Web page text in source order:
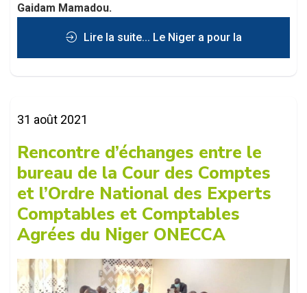
Gaidam Mamadou.
Lire la suite... Le Niger a pour la
première fois de son histoire eu 7
nouveaux experts comptables diplômés sur
les...
31 août 2021
Rencontre d’échanges entre le
bureau de la Cour des Comptes
et l’Ordre National des Experts
Comptables et Comptables
Agrées du Niger ONECCA